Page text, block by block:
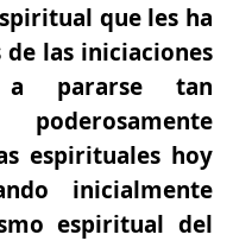
que les ha
las iniciaciones
pararse tan
espirituales hoy
inicialmente
espiritual del